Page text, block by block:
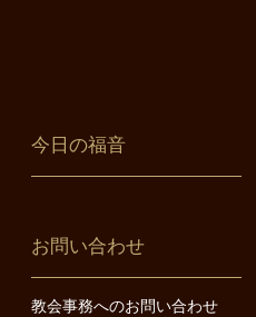
今日の福音
お問い合わせ
教会事務へのお問い合わせ